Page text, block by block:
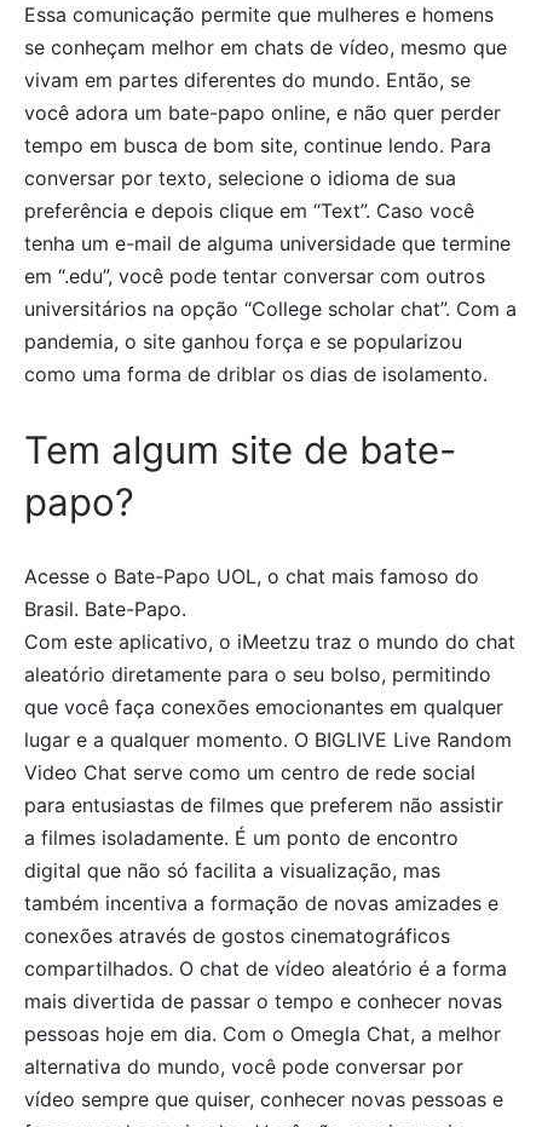
Essa comunicação permite que mulheres e homens
se conheçam melhor em chats de vídeo, mesmo que
vivam em partes diferentes do mundo. Então, se
você adora um bate-papo online, e não quer perder
tempo em busca de bom site, continue lendo. Para
conversar por texto, selecione o idioma de sua
preferência e depois clique em “Text”. Caso você
tenha um e-mail de alguma universidade que termine
em “.edu”, você pode tentar conversar com outros
universitários na opção “College scholar chat”. Com a
pandemia, o site ganhou força e se popularizou
como uma forma de driblar os dias de isolamento.
Tem algum site de bate-
papo?
Acesse o Bate-Papo UOL, o chat mais famoso do
Brasil. Bate-Papo.
Com este aplicativo, o iMeetzu traz o mundo do chat
aleatório diretamente para o seu bolso, permitindo
que você faça conexões emocionantes em qualquer
lugar e a qualquer momento. O BIGLIVE Live Random
Video Chat serve como um centro de rede social
para entusiastas de filmes que preferem não assistir
a filmes isoladamente. É um ponto de encontro
digital que não só facilita a visualização, mas
também incentiva a formação de novas amizades e
conexões através de gostos cinematográficos
compartilhados. O chat de vídeo aleatório é a forma
mais divertida de passar o tempo e conhecer novas
pessoas hoje em dia. Com o Omegla Chat, a melhor
alternativa do mundo, você pode conversar por
vídeo sempre que quiser, conhecer novas pessoas e